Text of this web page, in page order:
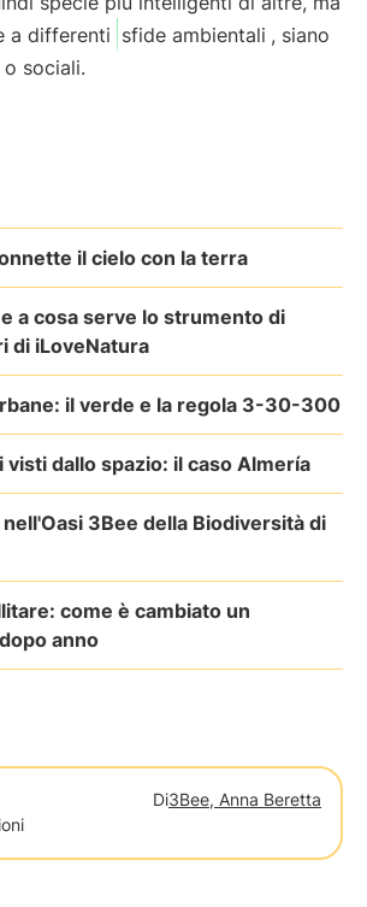
a differenti sfide ambientali , siano
sociali.
il cielo con la terra
a cosa serve lo strumento di
di iLoveNatura
il verde e la regola 3-30-300
visti dallo spazio: il caso Almería
3Bee della Biodiversità di
come è cambiato un
anno
Di3Bee, Anna Beretta